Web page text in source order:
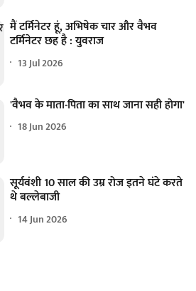
मैं टर्मिनेटर हूं, अभिषेक चार और वैभव
टर्मिनेटर छह है : युवराज
13 Jul 2026
'वैभव के माता-पिता का साथ जाना सही होगा'
18 Jun 2026
सूर्यवंशी 10 साल की उम्र रोज इतने घंटे करते
थे बल्लेबाजी
14 Jun 2026